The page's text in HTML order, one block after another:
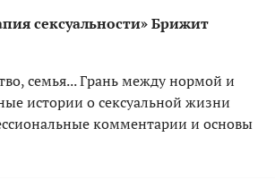
сексуальности» Брижит
семья... Грань между нормой и
истории о сексуальной жизни
комментарии и основы